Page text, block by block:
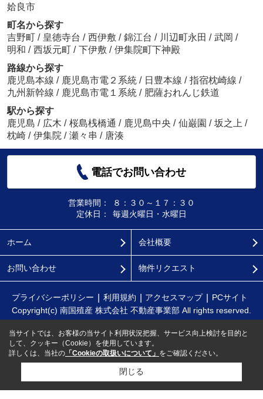
姶良市
町名から探す
吉野町 / 皇徳寺台 / 西伊敷 / 錦江台 / 川辺町永田 / 武岡 /
明和 / 西坂元町 / 下伊敷 / 伊集院町下神殿
路線から探す
鹿児島本線 / 鹿児島市電２系統 / 日豊本線 / 指宿枕崎線 /
九州新幹線 / 鹿児島市電１系統 / 肥薩おれんじ鉄道
駅から探す
鹿児島 / 広木 / 桜島桟橋通 / 鹿児島中央 / 仙巌園 / 坂之上 /
枕崎 / 伊集院 / 瀬々串 / 唐湊
電話でお問い合わせ
営業時間：
８：３０～１７：３０
定休日：
毎週火曜日・水曜日
ホーム 会社概要
お問い合わせ 物件リクエスト
プライバシーポリシー 利用規約 アクセスマップ
PCサイト
Copyright(c) 南国殖産 株式会社 不動産事業部 All rights reserved.
当サイトでは、お客様の当サイト利用状況把握、サービス向上検討を目的と
して、クッキー（Cookie）を使用しています。
詳しくは、当社の 「Cookieの取扱いについて」 をご確認ください。
閉じる